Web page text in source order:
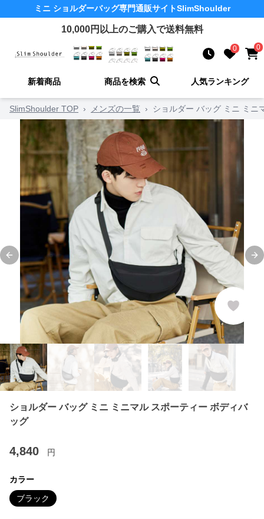
ミニ ショルダーバッグ専門通販サイトSlimShoulder
10,000円以上のご購入で送料無料
0 0
新着商品 商品を検索 人気ランキング
SlimShoulder TOP › メンズの一覧 › ショルダー バッグ ミニ ミニ
Previous slide
ショルダー バッグ ミニ ミニマル スポーティー ボディバ
ッグ
4,840 円
カラー
ブラック